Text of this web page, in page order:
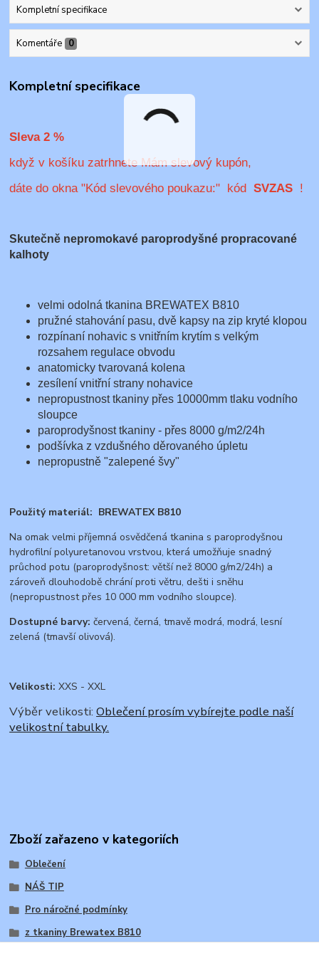
Kompletní specifikace
Komentáře 0
Kompletní specifikace
Sleva 2 %
když v košíku zatrhnete Mám slevový kupón,
dáte do okna "Kód slevového poukazu:" kódSVZAS !
Skutečně nepromokavé paroprodyšné propracované
kalhoty
velmi odolná tkanina BREWATEX B810
pružné stahování pasu, dvě kapsy na zip kryté klopou
rozpínaní nohavic s vnitřním krytím s velkým
rozsahem regulace obvodu
anatomicky tvarovaná kolena
zesílení vnitřní strany nohavice
nepropustnost tkaniny přes 10000mm tlaku vodního
sloupce
paroprodyšnost tkaniny - přes 8000 g/m2/24h
podšívka z vzdušného děrovaného úpletu
nepropustně "zalepené švy"
Použitý materiál: BREWATEX B810
Na omak velmi příjemná osvědčená tkanina s paroprodyšnou
hydrofilní polyuretanovou vrstvou, která umožňuje snadný
průchod potu (paroprodyšnost: větší než 8000 g/m2/24h) a
zároveň dlouhodobě chrání proti větru, dešti i sněhu
(nepropustnost přes 10 000 mm vodního sloupce).
Dostupné barvy:červená, černá, tmavě modrá, modrá, lesní
zelená (tmavší olivová).
Velikosti: XXS - XXL
Výběr velikosti:Oblečení prosím vybírejte podle naší
velikostní tabulky.
Zboží zařazeno v kategoriích
Oblečení
NÁŠ TIP
Pro náročné podmínky
z tkaniny Brewatex B810